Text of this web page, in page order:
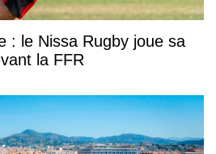
: le Nissa Rugby joue sa
la FFR